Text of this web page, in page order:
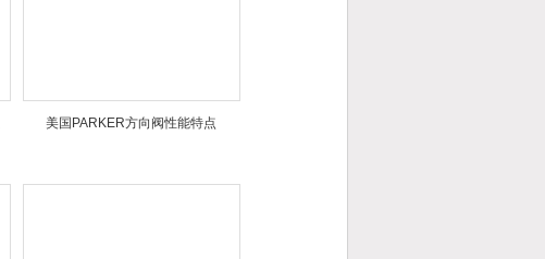
美国PARKER方向阀性能特点